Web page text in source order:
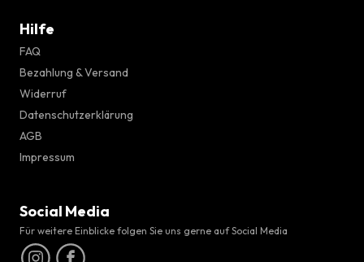
Hilfe
FAQ
Bezahlung & Versand
Widerruf
Datenschutzerklärung
AGB
Impressum
Social Media
Für weitere Einblicke folgen Sie uns gerne auf Social Media